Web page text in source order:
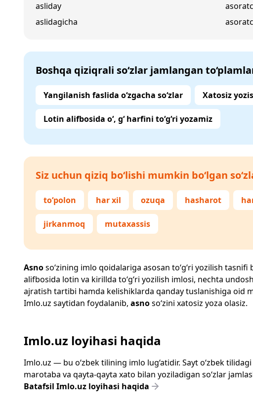
asliday
aslidagicha
Boshqa qiziqrali so‘zlar jamlangan
Yangilanish faslida o‘zgacha so‘zlar Xatosiz
Lotin alifbosida o‘, g‘ harfini to‘g‘ri yozamiz
Siz uchun qiziq bo‘lishi mumkin bo‘lgan
to‘polon har xil ozuqa hasharot
jirkanmoq mutaxassis
Asnoso‘zining imlo qoidalariga asosan to‘g‘ri yozilish tasnifi
alifbosida lotin va kirillda to‘g‘ri yozilish imlosi, nechta
ajratish tartibi hamda kelishiklarda qanday tuslanishiga oid
Imlo.uz saytidan foydalanib, asnoso‘zini xatosiz yoza olasiz.
Imlo.uz loyihasi haqida
Imlo.uz — bu o‘zbek tilining imlo lug‘atidir. Sayt o‘zbek
marotaba va qayta-qayta xato bilan yoziladigan so‘zlar
Batafsil Imlo.uz loyihasi haqida